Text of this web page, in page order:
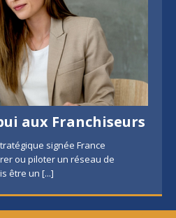
aux Franchiseurs
signée France
ou piloter un réseau de
être un [...]